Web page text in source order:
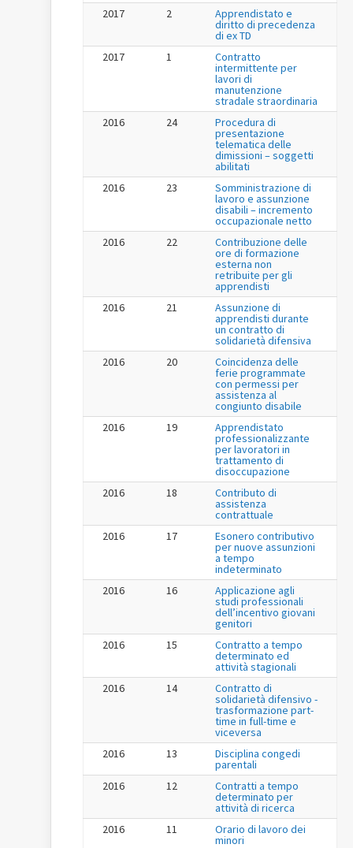
2017
2 Apprendistato e
diritto di precedenza
di ex TD
2017
1 Contratto
intermittente per
lavori di
manutenzione
stradale straordinaria
2016
24 Procedura di
presentazione
telematica delle
dimissioni – soggetti
abilitati
2016
23 Somministrazione di
lavoro e assunzione
disabili – incremento
occupazionale netto
2016
22 Contribuzione delle
ore di formazione
esterna non
retribuite per gli
apprendisti
2016
21 Assunzione di
apprendisti durante
un contratto di
solidarietà difensiva
2016
20 Coincidenza delle
ferie programmate
con permessi per
assistenza al
congiunto disabile
2016
19 Apprendistato
professionalizzante
per lavoratori in
trattamento di
disoccupazione
2016
18 Contributo di
assistenza
contrattuale
2016
17 Esonero contributivo
per nuove assunzioni
a tempo
indeterminato
2016
16 Applicazione agli
studi professionali
dell’incentivo giovani
genitori
2016
15 Contratto a tempo
determinato ed
attività stagionali
2016
14 Contratto di
solidarietà difensivo -
trasformazione part-
time in full-time e
viceversa
2016
13 Disciplina congedi
parentali
2016
12 Contratti a tempo
determinato per
attività di ricerca
2016
11 Orario di lavoro dei
minori